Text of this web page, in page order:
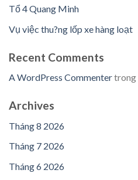
Tổ 4 Quang Minh
Vụ việc thu?ng lốp xe hàng loạt
Recent Comments
A WordPress Commentertrong
Archives
Tháng 8 2026
Tháng 7 2026
Tháng 6 2026